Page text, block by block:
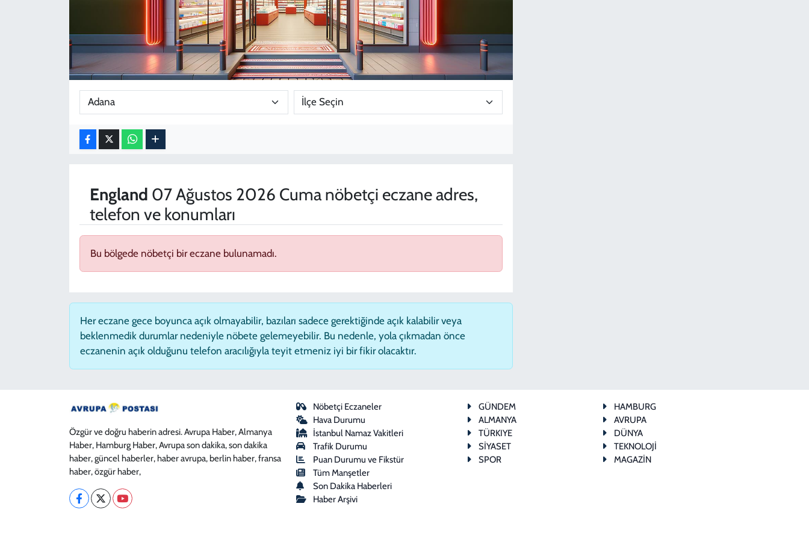
England 07 Ağustos 2026 Cuma nöbetçi eczane adres,
telefon ve konumları
Bu bölgede nöbetçi bir eczane bulunamadı.
Her eczane gece boyunca açık olmayabilir, bazıları sadece gerektiğinde açık kalabilir veya
beklenmedik durumlar nedeniyle nöbete gelemeyebilir. Bu nedenle, yola çıkmadan önce
eczanenin açık olduğunu telefon aracılığıyla teyit etmeniz iyi bir fikir olacaktır.
Özgür ve doğru haberin adresi. Avrupa Haber, Almanya
Haber, Hamburg Haber, Avrupa son dakika, son dakika
haber, güncel haberler, haber avrupa, berlin haber, fransa
haber, özgür haber,
Nöbetçi Eczaneler
Hava Durumu
İstanbul Namaz Vakitleri
Trafik Durumu
Puan Durumu ve Fikstür
Tüm Manşetler
Son Dakika Haberleri
Haber Arşivi
GÜNDEM
HAMBURG
ALMANYA
AVRUPA
TÜRKIYE
DÜNYA
SİYASET
TEKNOLOJİ
SPOR
MAGAZİN
YAZARLAR